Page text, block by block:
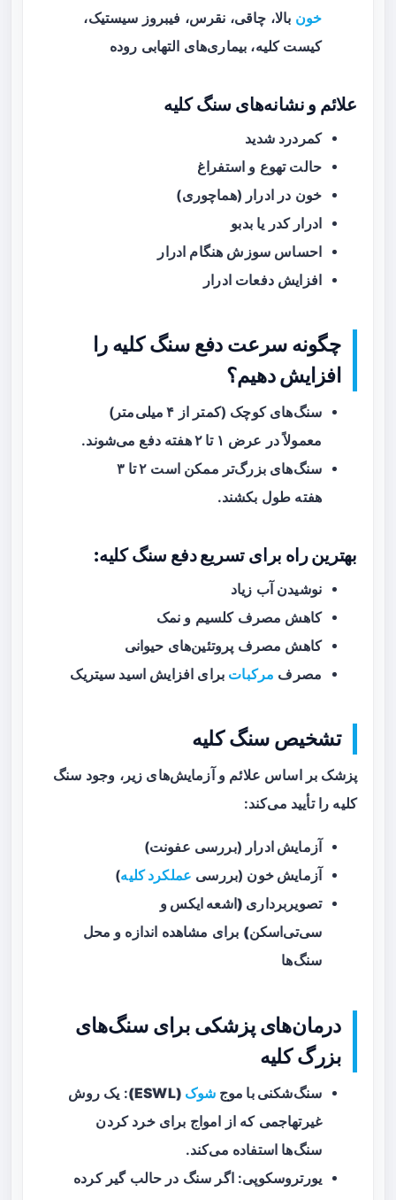
خون بالا، چاقی، نقرس، فیبروز سیستیک،
کیست کلیه، بیماری‌های التهابی روده
علائم و نشانه‌های سنگ کلیه
کمردرد شدید
حالت تهوع و استفراغ
خون در ادرار (هماچوری)
ادرار کدر یا بدبو
احساس سوزش هنگام ادرار
افزایش دفعات ادرار
چگونه سرعت دفع سنگ کلیه را
افزایش دهیم؟
سنگ‌های کوچک (کمتر از ۴ میلی‌متر
)
معمولاً در عرض ۱ تا ۲ هفته
دفع می‌شوند.
سنگ‌های بزرگ‌تر ممکن است
۲ تا ۳
هفته طول بکشند.
بهترین راه برای تسریع دفع سنگ کلیه:
نوشیدن آب زیاد
کاهش مصرف کلسیم و نمک
کاهش مصرف پروتئین‌های حیوانی
مصرف مرکبات برای افزایش اسید سیتریک
تشخیص سنگ کلیه
پزشک بر اساس علائم و آزمایش‌های زیر، وجود سنگ
کلیه را تأیید می‌کند:
آزمایش ادرار (بررسی عفونت)
آزمایش خون (بررسی عملکرد کلیه)
تصویربرداری (اشعه ایکس و
سی‌تی‌اسکن) برای مشاهده اندازه و محل
سنگ‌ها
درمان‌های پزشکی برای سنگ‌های
بزرگ کلیه
سنگ‌شکنی با موج شوک (ESWL)
: یک روش
غیرتهاجمی که از امواج برای خرد کردن
سنگ‌ها استفاده می‌کند.
یورتروسکوپی: اگر سنگ در حالب گیر کرده